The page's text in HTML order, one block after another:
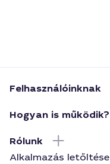
Felhasználóinknak
Hogyan is működik?
Rólunk
Alkalmazás letőltése